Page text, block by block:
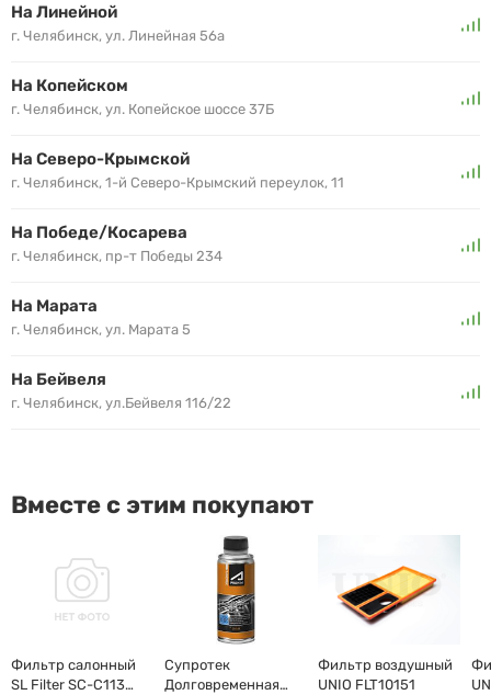
На Линейной
г. Челябинск, ул. Линейная 56а
На Копейском
г. Челябинск, ул. Копейское шоссе 37Б
На Северо-Крымской
г. Челябинск, 1-й Северо-Крымский переулок, 11
На Победе/Косарева
г. Челябинск, пр-т Победы 234
На Марата
г. Челябинск, ул. Марата 5
На Бейвеля
г. Челябинск, ул.Бейвеля 116/22
Вместе с этим покупают
Фильтр салонный
SL Filter SC-C113
Супротек
Долговременная
Фильтр воздушный
UNIO FLT10151